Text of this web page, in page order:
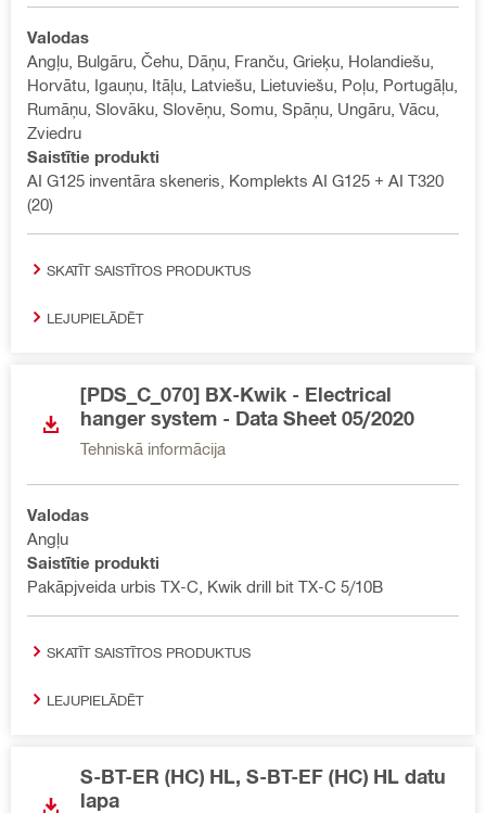
Valodas
Angļu, Bulgāru, Čehu, Dāņu, Franču, Grieķu, Holandiešu,
Horvātu, Igauņu, Itāļu, Latviešu, Lietuviešu, Poļu, Portugāļu,
Rumāņu, Slovāku, Slovēņu, Somu, Spāņu, Ungāru, Vācu,
Zviedru
Saistītie produkti
AI G125 inventāra skeneris, Komplekts AI G125 + AI T320
(20)
SKATĪT SAISTĪTOS PRODUKTUS
LEJUPIELĀDĒT
[PDS_C_070] BX-Kwik - Electrical
hanger system - Data Sheet 05/2020
Tehniskā informācija
Valodas
Angļu
Saistītie produkti
Pakāpjveida urbis TX-C, Kwik drill bit TX-C 5/10B
SKATĪT SAISTĪTOS PRODUKTUS
LEJUPIELĀDĒT
S-BT-ER (HC) HL, S-BT-EF (HC) HL datu
lapa